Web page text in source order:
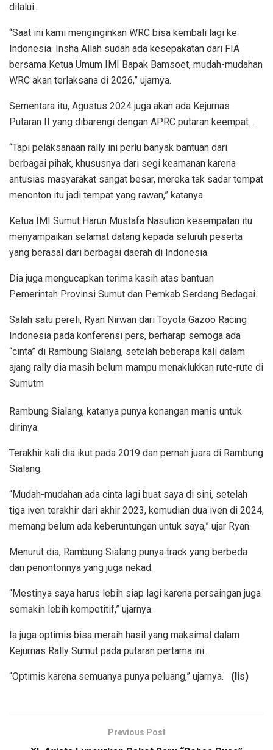
dilalui.
“Saat ini kami menginginkan WRC bisa kembali lagi ke
Indonesia. Insha Allah sudah ada kesepakatan dari FIA
bersama Ketua Umum IMI Bapak Bamsoet, mudah-mudahan
WRC akan terlaksana di 2026,” ujarnya.
Sementara itu, Agustus 2024 juga akan ada Kejurnas
Putaran II yang dibarengi dengan APRC putaran keempat. .
“Tapi pelaksanaan rally ini perlu banyak bantuan dari
berbagai pihak, khususnya dari segi keamanan karena
antusias masyarakat sangat besar, mereka tak sadar tempat
menonton itu jadi tempat yang rawan,” katanya.
Ketua IMI Sumut Harun Mustafa Nasution kesempatan itu
menyampaikan selamat datang kepada seluruh peserta
yang berasal dari berbagai daerah di Indonesia.
Dia juga mengucapkan terima kasih atas bantuan
Pemerintah Provinsi Sumut dan Pemkab Serdang Bedagai.
Salah satu pereli, Ryan Nirwan dari Toyota Gazoo Racing
Indonesia pada konferensi pers, berharap semoga ada
“cinta” di Rambung Sialang, setelah beberapa kali dalam
ajang rally dia masih belum mampu menaklukkan rute-rute di
Sumutm
Rambung Sialang, katanya punya kenangan manis untuk
dirinya.
Terakhir kali dia ikut pada 2019 dan pernah juara di Rambung
Sialang.
“Mudah-mudahan ada cinta lagi buat saya di sini, setelah
tiga iven terakhir dari akhir 2023, kemudian dua iven di 2024,
memang belum ada keberuntungan untuk saya,” ujar Ryan.
Menurut dia, Rambung Sialang punya track yang berbeda
dan penontonnya yang juga nekad.
“Mestinya saya harus lebih siap lagi karena persaingan juga
semakin lebih kompetitif,” ujarnya.
Ia juga optimis bisa meraih hasil yang maksimal dalam
Kejurnas Rally Sumut pada putaran pertama ini.
“Optimis karena semuanya punya peluang,” ujarnya. (lis)
Previous Post